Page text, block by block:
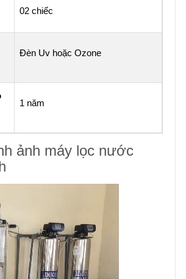
02 chiếc
Đèn Uv hoặc Ozone
1 năm
ảnh máy lọc nước